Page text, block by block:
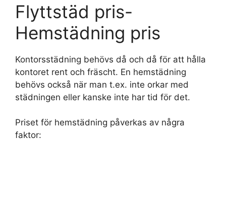
Flyttstäd pris-
Hemstädning pris
Kontorsstädning behövs då och då för att hålla
kontoret rent och fräscht. En hemstädning
behövs också när man t.ex. inte orkar med
städningen eller kanske inte har tid för det.
Priset för hemstädning påverkas av några
faktor: